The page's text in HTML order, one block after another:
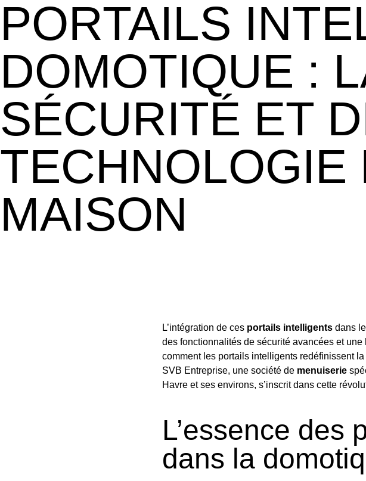
PORTAILS
DOMOTIQUE :
SÉCURITÉ ET
TECHNOLOGIE
MAISON
L’intégration de ces portails intelligents dans
des fonctionnalités de sécurité avancées et
comment les portails intelligents redéfinissent
SVB Entreprise, une société de menuiserie
Havre et ses environs, s’inscrit dans cette
L’essence des
dans la